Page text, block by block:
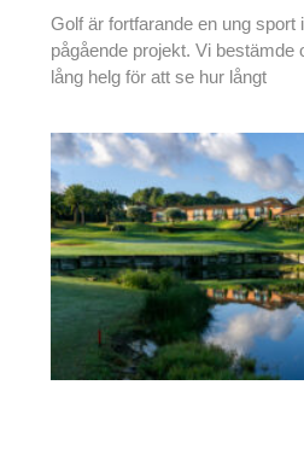
Golf är fortfarande en ung sport
pågående projekt. Vi bestämde
lång helg för att se hur långt